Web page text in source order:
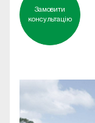
Замовити
консультацію